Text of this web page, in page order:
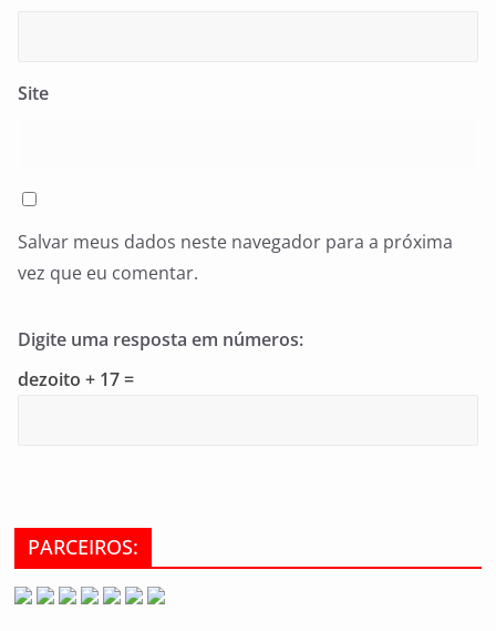
Site
Salvar meus dados neste navegador para a próxima
vez que eu comentar.
Digite uma resposta em números:
dezoito + 17 =
PARCEIROS: